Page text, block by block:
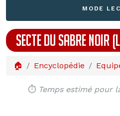
MODE
SECTE DU SABRE NOIR
🏠 Encyclopédie
⏱️ Temps estimé pour